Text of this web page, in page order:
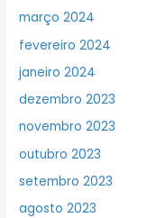
março 2024
fevereiro 2024
janeiro 2024
dezembro 2023
novembro 2023
outubro 2023
setembro 2023
agosto 2023